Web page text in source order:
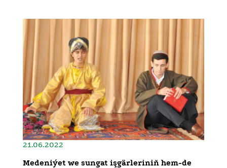
21.06.2022
Medeniýet we sungat işgärleriniň hem-de